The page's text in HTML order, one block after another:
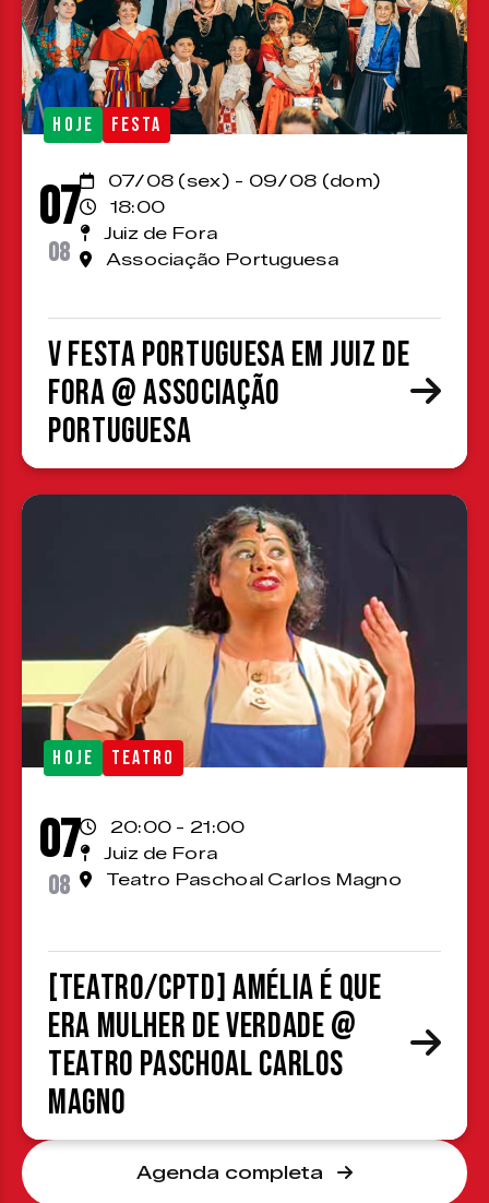
HOJE FESTA
07
08
07/08 (sex) - 09/08 (dom)
18:00
Juiz de Fora
Associação Portuguesa
V Festa Portuguesa em Juiz de
Fora @ Associação
Portuguesa
HOJE TEATRO
07
08
20:00 - 21:00
Juiz de Fora
Teatro Paschoal Carlos Magno
[TEATRO/CPTD] Amélia é que
era mulher de verdade @
Teatro Paschoal Carlos
Magno
Agenda completa